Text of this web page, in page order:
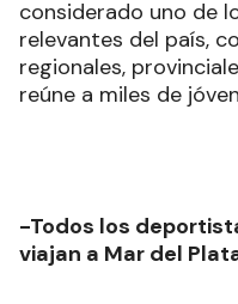
considerado uno de
relevantes del país,
regionales,
reúne a miles de
-Todos los
viajan a Mar del